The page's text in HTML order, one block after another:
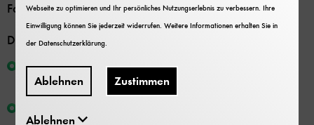
Fahrzeugen entstehen.
Die zugrundeliegenden Thesen:
Der Erfolg des Autos beruht auf langfristigen
politischen Bedingungen.
Webseite zu optimieren und Ihr persönliches Nutzungserlebnis zu verbessern. Ihre
Einwilligung können Sie jederzeit widerrufen. Weitere Informationen erhalten Sie in
derDatenschutzerklärung
Ablehnen Zustimmen
Ablehnen